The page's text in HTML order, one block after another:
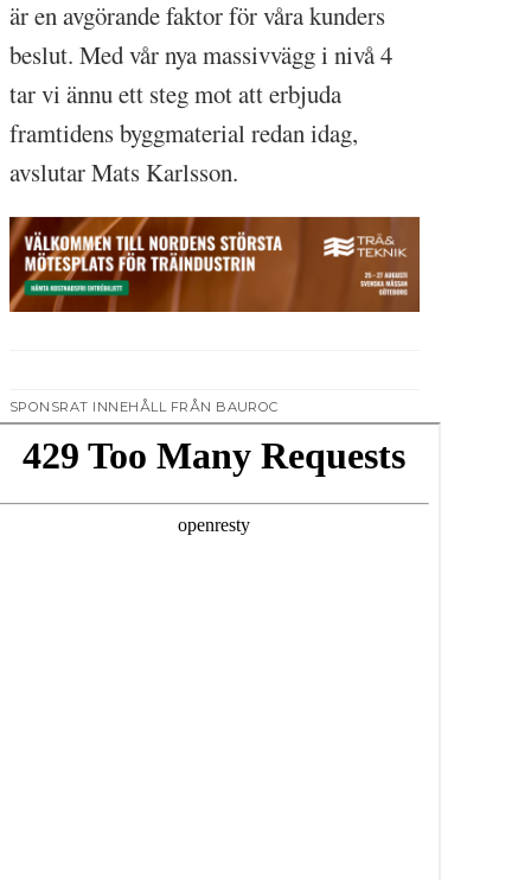
är en avgörande faktor för våra kunders
beslut. Med vår nya massivvägg i nivå 4
tar vi ännu ett steg mot att erbjuda
framtidens byggmaterial redan idag,
avslutar Mats Karlsson.
SPONSRAT INNEHÅLL FRÅN BAUROC